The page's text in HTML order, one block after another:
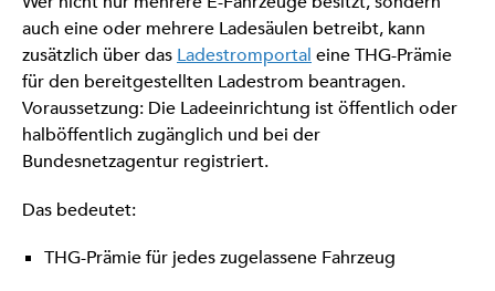
auch eine oder mehrere Ladesäulen betreibt, kann
zusätzlich über das Ladestromportal eine THG-Prämie
für den bereitgestellten Ladestrom beantragen.
Voraussetzung: Die Ladeeinrichtung ist öffentlich oder
halböffentlich zugänglich und bei der
Bundesnetzagentur registriert.
Das bedeutet:
THG-Prämie für jedes zugelassene Fahrzeug